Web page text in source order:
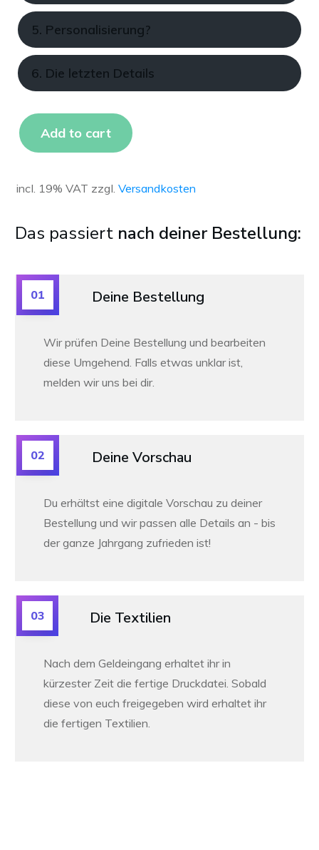
5. Personalisierung?
6. Die letzten Details
Add to cart
incl. 19% VAT zzgl. Versandkosten
Das passiert nach deiner Bestellung:
Deine Bestellung
01
Wir prüfen Deine Bestellung und bearbeiten
diese Umgehend. Falls etwas unklar ist,
melden wir uns bei dir.
Deine Vorschau
02
Du erhältst eine digitale Vorschau zu deiner
Bestellung und wir passen alle Details an - bis
der ganze Jahrgang zufrieden ist!
Die Textilien
03
Nach dem Geldeingang erhaltet ihr in
kürzester Zeit die fertige Druckdatei. Sobald
diese von euch freigegeben wird erhaltet ihr
die fertigen Textilien.